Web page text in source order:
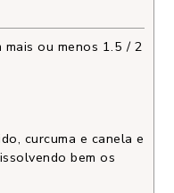
ou menos 1.5 / 2
curcuma e canela e
bem os